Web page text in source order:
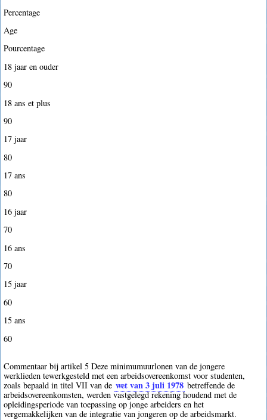
Percentage
Age
Pourcentage
18 jaar en ouder
90
18 ans et plus
90
17 jaar
80
17 ans
80
16 jaar
70
16 ans
70
15 jaar
60
15 ans
60
Commentaar bij artikel 5 Deze minimumuurlonen van de jongere
werklieden tewerkgesteld met een arbeidsovereenkomst voor studenten,
zoals bepaald in titel VII van de wet van 3 juli 1978 betreffende de
arbeidsovereenkomsten, werden vastgelegd rekening houdend met de
opleidingsperiode van toepassing op jonge arbeiders en het
vergemakkelijken van de integratie van jongeren op de arbeidsmarkt.